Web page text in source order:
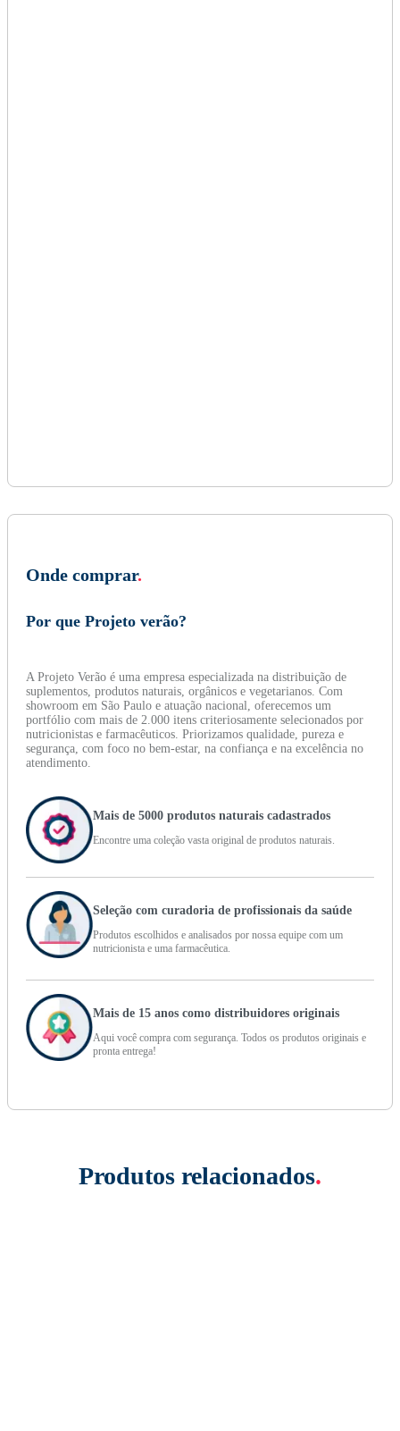
Onde comprar.
Por que Projeto verão?
A Projeto Verão é uma empresa especializada na distribuição de
suplementos, produtos naturais, orgânicos e vegetarianos. Com
showroom em São Paulo e atuação nacional, oferecemos um
portfólio com mais de 2.000 itens criteriosamente selecionados por
nutricionistas e farmacêuticos. Priorizamos qualidade, pureza e
segurança, com foco no bem-estar, na confiança e na excelência no
atendimento.
Mais de 5000 produtos naturais cadastrados
Encontre uma coleção vasta original de produtos naturais.
Seleção com curadoria de profissionais da saúde
Produtos escolhidos e analisados por nossa equipe com um
nutricionista e uma farmacêutica.
Mais de 15 anos como distribuidores originais
Aqui você compra com segurança. Todos os produtos originais e
pronta entrega!
Produtos relacionados.